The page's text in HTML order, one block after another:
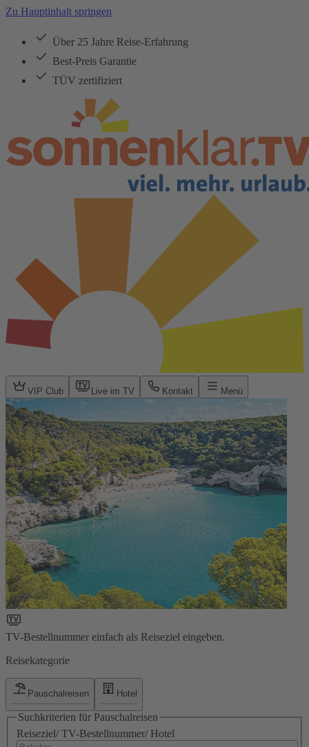
Zu Hauptinhalt springen
Über 25 Jahre Reise-Erfahrung
Best-Preis Garantie
TÜV zertifiziert
VIP Club Live im TV Kontakt Menü
TV-Bestellnummer einfach als Reiseziel eingeben.
Reisekategorie
Pauschalreisen Hotel
Suchkriterien für Pauschalreisen
Reiseziel/ TV-Bestellnummer/ Hotel